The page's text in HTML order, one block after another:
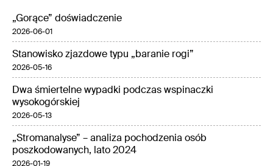
„Gorące” doświadczenie
2026-06-01
Stanowisko zjazdowe typu „baranie rogi”
2026-05-16
Dwa śmiertelne wypadki podczas wspinaczki
wysokogórskiej
2026-05-13
„Stromanalyse” – analiza pochodzenia osób
poszkodowanych, lato 2024
2026-01-19